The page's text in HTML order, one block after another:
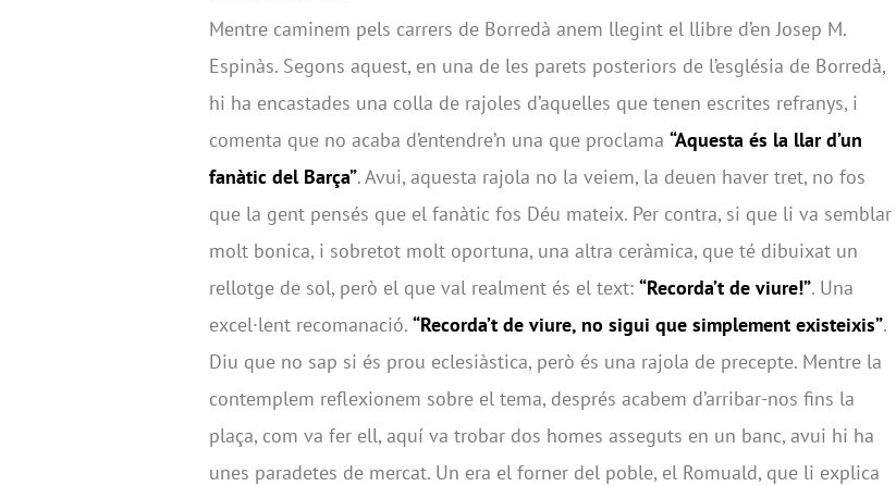
Mentre caminem pels carrers de Borredà anem llegint el llibre d’en Josep M.
Espinàs. Segons aquest, en una de les parets posteriors de l’església de Borredà,
hi ha encastades una colla de rajoles d’aquelles que tenen escrites refranys, i
comenta que no acaba d’entendre’n una que proclama “Aquesta és la llar d’un
fanàtic del Barça”. Avui, aquesta rajola no la veiem, la deuen haver tret, no fos
que la gent pensés que el fanàtic fos Déu mateix. Per contra, si que li va semblar
molt bonica, i sobretot molt oportuna, una altra ceràmica, que té dibuixat un
rellotge de sol, però el que val realment és el text: “Recorda’t de viure!”. Una
excel·lent recomanació. “Recorda’t de viure, no sigui que simplement existeixis”.
Diu que no sap si és prou eclesiàstica, però és una rajola de precepte. Mentre la
contemplem reflexionem sobre el tema, després acabem d’arribar-nos fins la
plaça, com va fer ell, aquí va trobar dos homes asseguts en un banc, avui hi ha
unes paradetes de mercat. Un era el forner del poble, el Romuald, que li explica